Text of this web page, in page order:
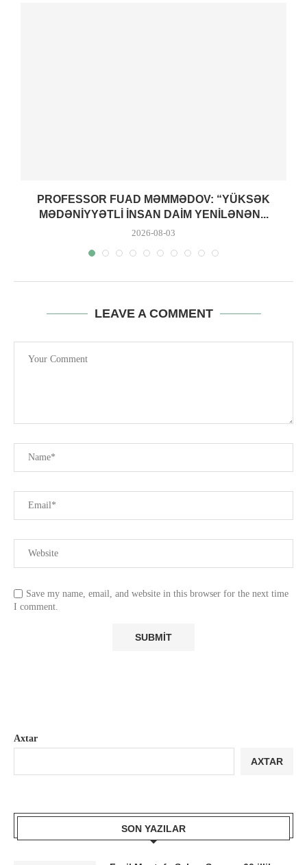
PROFESSOR FUAD MƏMMƏDOV: “YÜKSƏK
MƏDƏNIYYƏTLI INSAN DAIM YENILƏNƏN...
2026-08-03
LEAVE A COMMENT
Save my name, email, and website in this browser for the next time
I comment.
Axtar
AXTAR
SON YAZILAR